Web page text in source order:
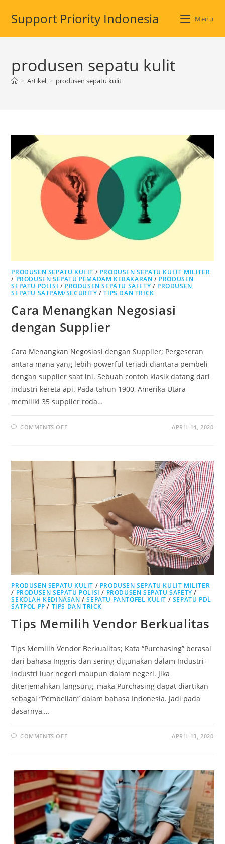
Support Priority Indonesia Menu
produsen sepatu kulit
> Artikel > produsen sepatu kulit
PRODUSEN SEPATU KULIT / PRODUSEN SEPATU KULIT MILITER
/ PRODUSEN SEPATU PEMADAM KEBAKARAN / PRODUSEN
SEPATU POLISI / PRODUSEN SEPATU SAFETY / PRODUSEN
SEPATU SATPAM/SECURITY /TIPS DAN TRICK
Cara Menangkan Negosiasi
dengan Supplier
Cara Menangkan Negosiasi dengan Supplier; Pergeseran
antara mana yang lebih powerful terjadi diantara pembeli
dengan supplier saat ini. Sebuah contoh klasik datang dari
industri kereta api. Pada tahun 1900, Amerika Utara
memiliki 35 supplier roda…
COMMENTS OFFON
SUPPLIER
APRIL 14, 2020
PRODUSEN SEPATU KULIT / PRODUSEN SEPATU KULIT MILITER
/ PRODUSEN SEPATU POLISI / PRODUSEN SEPATU SAFETY /
SEKOLAH KEDINASAN /SEPATU PANTOFEL KULIT / SEPATU PDL
SATPOL PP / TIPS DAN TRICK
Tips Memilih Vendor Berkualitas
Tips Memilih Vendor Berkualitas; Kata “Purchasing” berasal
dari bahasa Inggris dan sering digunakan dalam Industri-
industri luar negeri maupun dalam negeri. Jika
diterjemahkan langsung, maka Purchasing dapat diartikan
sebagai “Pembelian” dalam bahasa Indonesia. Jadi pada
dasarnya,…
COMMENTS OFFON APRIL 13, 2020